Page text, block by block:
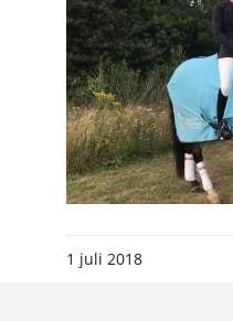
1 juli 2018